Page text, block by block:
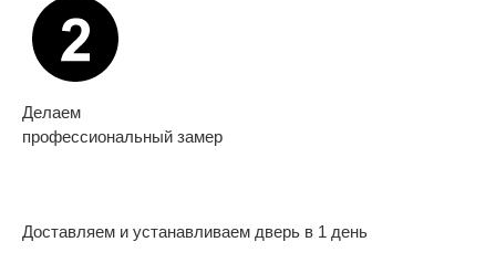
Делаем
профессиональный замер
Доставляем и устанавливаем дверь в 1 день